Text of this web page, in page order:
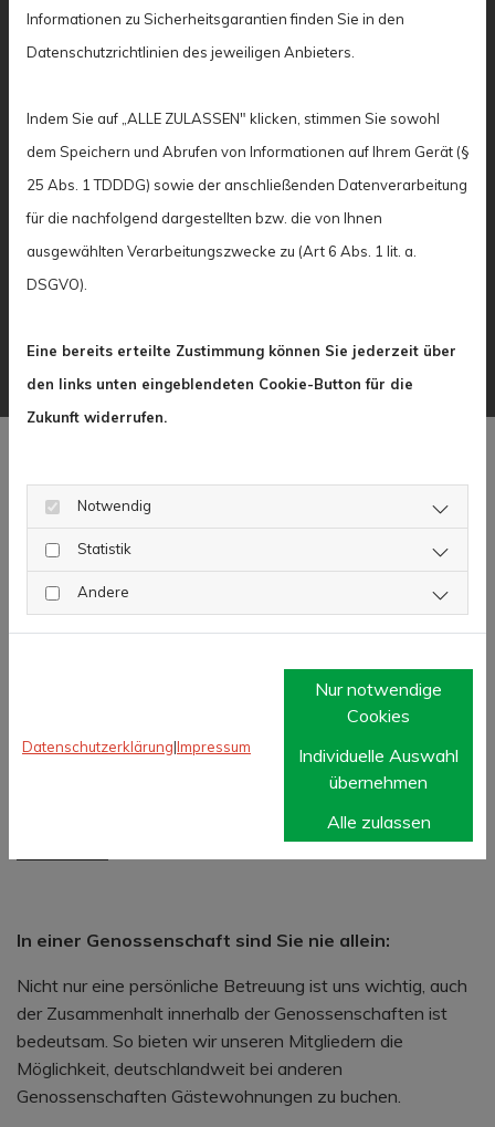
Umgebung wissen um ihre politische,
wirtschaftliche und gesellschaftliche Bedeutung:
Wenn wir unsere Wohnungen modernisieren,
verlieren wir nie den Faktor Klima aus den
Augen:
Wir sorgen für energetische Gebäudesanierung,
die über viele Jahre verlässlich die Energiekosten
niedrig halten und die Umwelt schonen.
Mietpolitik und Sozialpolitik
Die Mitglieder der
Wohnungsbaugenossenschaften Köln und
Sie können mit uns mitten in der Stadt wohnen
und trotzdem kein Vermögen für eine schöne
In einer Genossenschaft sind Sie nie allein:
Nicht nur eine persönliche Betreuung ist uns wichtig, auch
der Zusammenhalt innerhalb der Genossenschaften ist
bedeutsam. So bieten wir unseren Mitgliedern die
Möglichkeit, deutschlandweit bei anderen
Genossenschaften Gästewohnungen zu buchen.
Informationen zu Sicherheitsgarantien finden Sie in den
Datenschutzrichtlinien des jeweiligen Anbieters.
Indem Sie auf „ALLE ZULASSEN" klicken, stimmen Sie sowohl
dem Speichern und Abrufen von Informationen auf Ihrem Gerät (§
25 Abs. 1 TDDDG) sowie der anschließenden Datenverarbeitung
für die nachfolgend dargestellten bzw. die von Ihnen
ausgewählten Verarbeitungszwecke zu (Art 6 Abs. 1 lit. a.
DSGVO).
Eine bereits erteilte Zustimmung können Sie jederzeit über
den links unten eingeblendeten Cookie-Button für die
Zukunft widerrufen.
Notwendig
Statistik
Andere
Datenschutzerklärung|Impressum
Nur notwendige
Cookies
Individuelle Auswahl
übernehmen
Alle zulassen